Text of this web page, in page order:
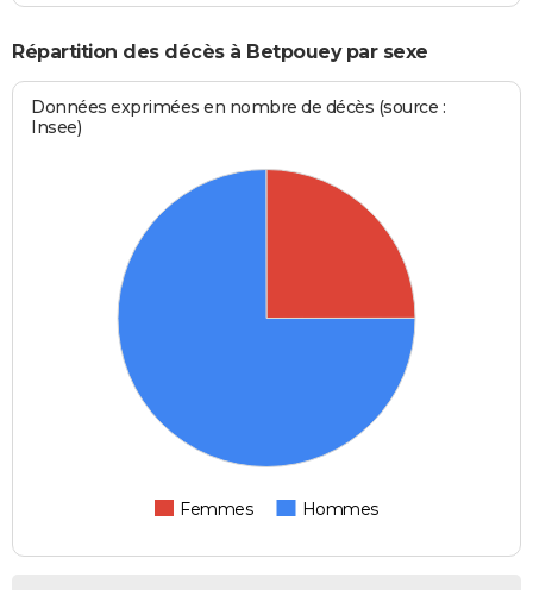
Répartition des décès à Betpouey par sexe
Données exprimées en nombre de décès (source :
Insee)
Femmes Hommes